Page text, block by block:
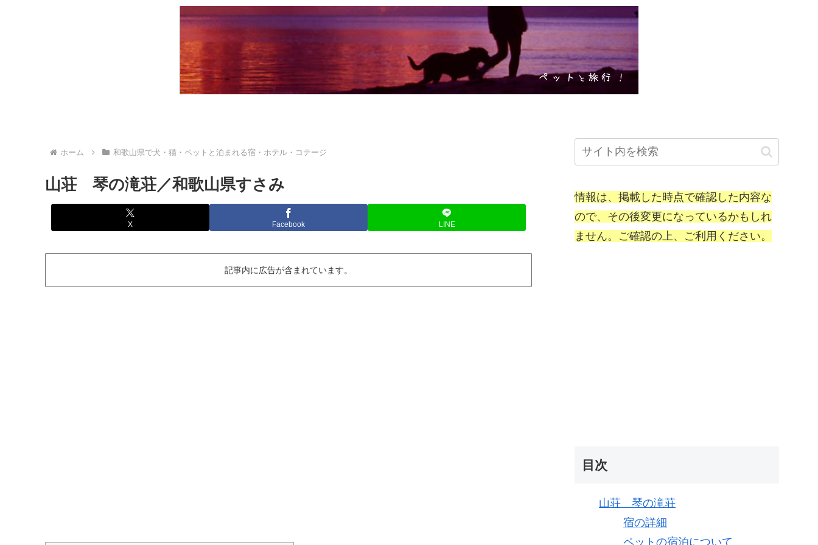
ホーム 和歌山県で犬・猫・ペットと泊まれる宿・ホテル・コテージ
山荘 琴の滝荘／和歌山県すさみ
X Facebook LINE
記事内に広告が含まれています。
情報は、掲載した時点で確認した内容な
ので、その後変更になっているかもしれ
ません。ご確認の上、ご利用ください。
目次
山荘 琴の滝荘
宿の詳細
ペットの宿泊について